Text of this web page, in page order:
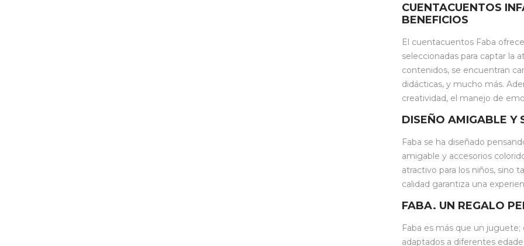
CUENTACUENTOS
BENEFICIOS
El cuentacuentos Faba
seleccionadas para captar la
contenidos, se encuentran
didácticas, y mucho más.
creatividad, el manejo de
DISEÑO AMIGABLE Y
Faba se ha diseñado
amigable y accesorios
atractivo para los niños, sino
calidad garantiza una
FABA. UN REGALO
Faba es más que un
adaptados a diferentes